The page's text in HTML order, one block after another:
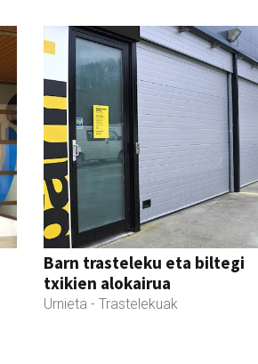
Barn trasteleku eta biltegi
txikien alokairua
Urnieta - Trastelekuak